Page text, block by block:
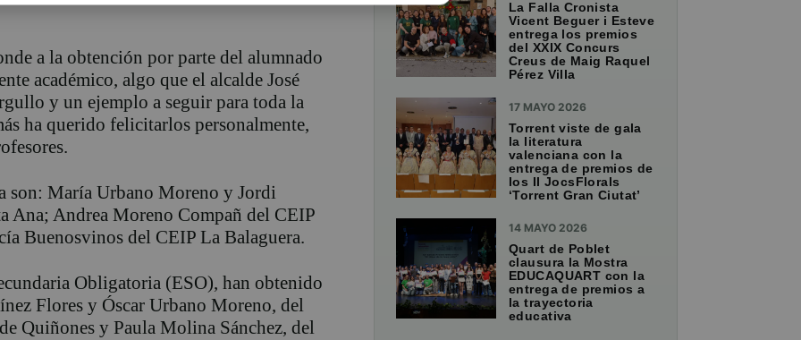
a la obtención por parte del alumnado
académico, algo que el alcalde José
y un ejemplo a seguir para toda la
ha querido felicitarlos personalmente,
son: María Urbano Moreno y Jordi
Ana; Andrea Moreno Compañ del CEIP
Buenosvinos del CEIP La Balaguera.
Obligatoria (ESO), han obtenido
Flores y Óscar Urbano Moreno, del
Quiñones y Paula Molina Sánchez, del
La Falla Cronista
Vicent Beguer i Esteve
entrega los premios
del XXIX Concurs
Creus de Maig Raquel
Pérez Villa
17 MAYO 2026
Torrent viste de gala
la literatura
valenciana con la
entrega de premios de
los II JocsFlorals
‘Torrent Gran Ciutat’
14 MAYO 2026
Quart de Poblet
clausura la Mostra
EDUCAQUART con la
entrega de premios a
la trayectoria
educativa